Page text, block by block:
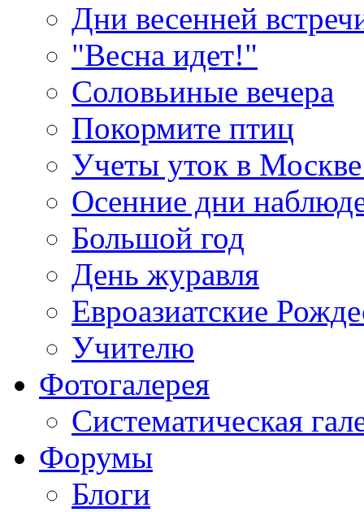
Дни весенней
"Весна идет!"
Соловьиные вечера
Покормите птиц
Учеты уток в
Осенние дни
Большой год
День журавля
Евроазиатские
Учителю
Фотогалерея
Систематическая
Форумы
Блоги